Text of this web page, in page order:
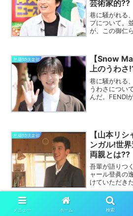
芸術家的??
巷に騒がれる
プについて。
が、この御仁
怒羅悶倶楽部
【Snow
上のうわさ
巷に騒がれる
うわさについ
んだ。FENDI
怒羅悶倶楽部
【山本リ
ンガル!世
両親とは??
吾輩が語りつ
ャール登眞の
けていただき
の頃から困難
う。詳しく解
メニュー ホーム 検索